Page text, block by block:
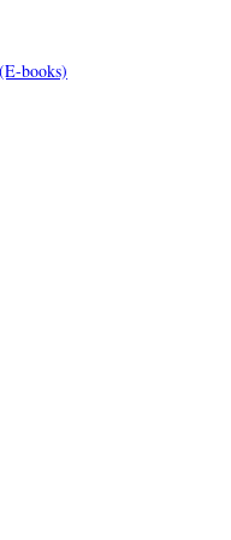
books)